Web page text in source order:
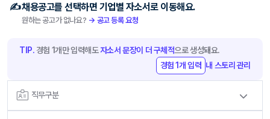
채용공고를 선택하면 기업별 자소서로 이동해요.
원하는 공고가 없나요? → 공고 등록 요청
TIP. 경험 1개만 입력해도자소서 문장이 더 구체적으로 생성돼요.
경험 1개 입력 내 스토리 관리
직무구분